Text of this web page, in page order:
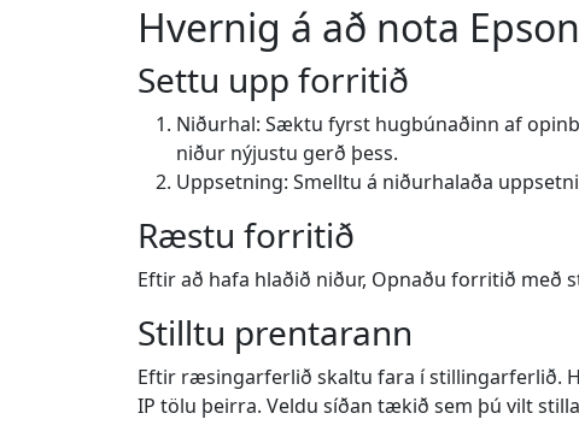
Hvernig á að nota
Settu upp forritið
Niðurhal: Sæktu fyrst hugbúnaðinn af
niður nýjustu gerð þess.
Uppsetning: Smelltu á niðurhalaða
Ræstu forritið
Eftir að hafa hlaðið niður, Opnaðu forritið
Stilltu prentarann
Eftir ræsingarferlið skaltu fara í stillingarferlið.
IP tölu þeirra. Veldu síðan tækið sem þú vilt